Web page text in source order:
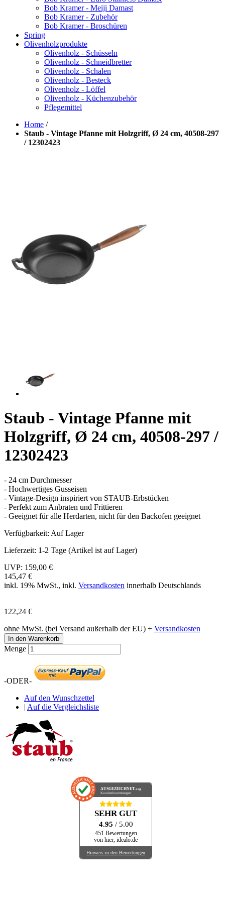
Bob Kramer - Meiji Damast
Bob Kramer - Zubehör
Bob Kramer - Broschüren
Spring
Olivenholzprodukte
Olivenholz - Schüsseln
Olivenholz - Schneidbretter
Olivenholz - Schalen
Olivenholz - Besteck
Olivenholz - Löffel
Olivenholz - Küchenzubehör
Pflegemittel
Home /
Staub - Vintage Pfanne mit Holzgriff, Ø 24 cm, 40508-297
/ 12302423
Staub - Vintage Pfanne mit
Holzgriff, Ø 24 cm, 40508-297 /
12302423
- 24 cm Durchmesser
- Hochwertiges Gusseisen
- Vintage-Design inspiriert von STAUB-Erbstücken
- Perfekt zum Anbraten und Frittieren
- Geeignet für alle Herdarten, nicht für den Backofen geeignet
Verfügbarkeit: Auf Lager
Lieferzeit: 1-2 Tage (Artikel ist auf Lager)
UVP: 159,00 €
145,47 €
inkl. 19% MwSt., inkl. Versandkosten innerhalb Deutschlands
122,24 €
ohne MwSt. (bei Versand außerhalb der EU) + Versandkosten
In den Warenkorb
Menge
-ODER-
Auf den Wunschzettel
| Auf die Vergleichsliste
AUSGEZEICHNET.org
Kundenbewertungen
SEHR GUT
4.95 / 5.00
451 Bewertungen
von hier, idealo.de
Hinweis zu den Bewertungen